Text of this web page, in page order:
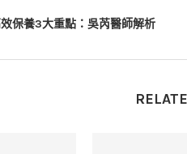
保養3大重點：吳芮醫師解析